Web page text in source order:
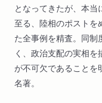
となってきたが、本
至る、陸相のポストを
た全事例を精査。同制
く、政治支配の実相
が不可欠であることを
名著。